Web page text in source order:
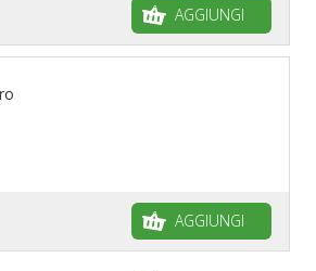
AGGIUNGI
AGGIUNGI